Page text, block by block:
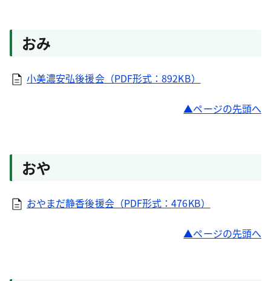
おみ
小美濃安弘後援会（PDF形式：892KB）
ページの先頭へ
おや
おやまだ静香後援会（PDF形式：476KB）
ページの先頭へ